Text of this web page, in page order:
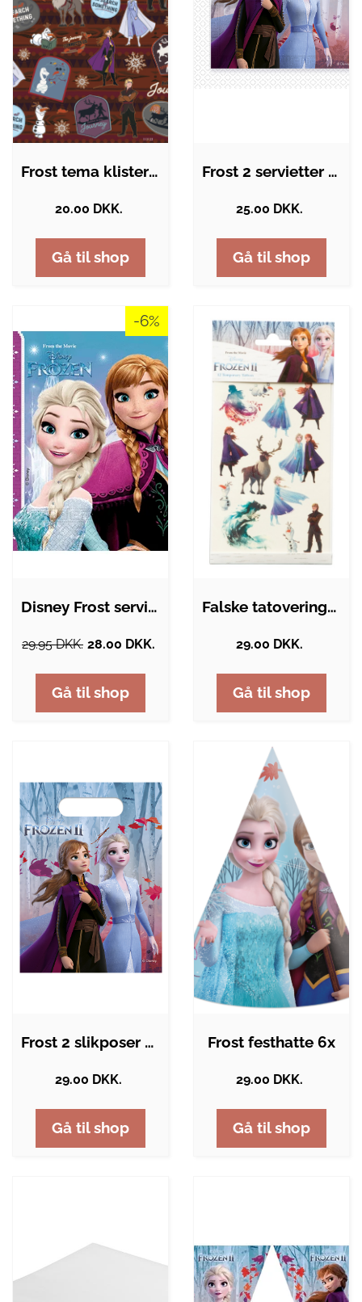
Frost tema klistermærker
20.00 DKK.
Gå til shop
Frost 2 servietter 20x - 33 x 33 cm
25.00 DKK.
Gå til shop
-6%
Disney Frost servietter - 8 stk.
29.95 DKK. 28.00 DKK.
Gå til shop
Falske tatoveringer med disney frost 12x
29.00 DKK.
Gå til shop
Frost 2 slikposer 6x - 16,5 x 23 cm
29.00 DKK.
Gå til shop
Frost festhatte 6x
29.00 DKK.
Gå til shop